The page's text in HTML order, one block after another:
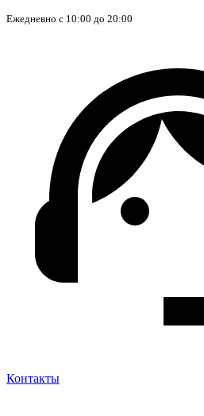
Ежедневно с 10:00 до 20:00
Контакты